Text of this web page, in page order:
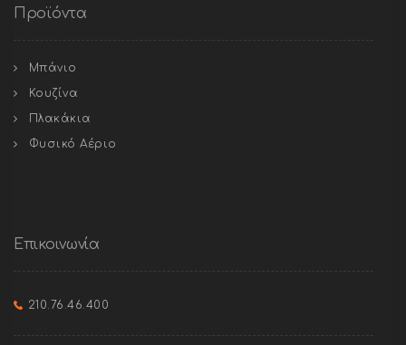
Προϊόντα
Μπάνιο
Κουζίνα
Πλακάκια
Φυσικό Αέριο
Επικοινωνία
210.76.46.400